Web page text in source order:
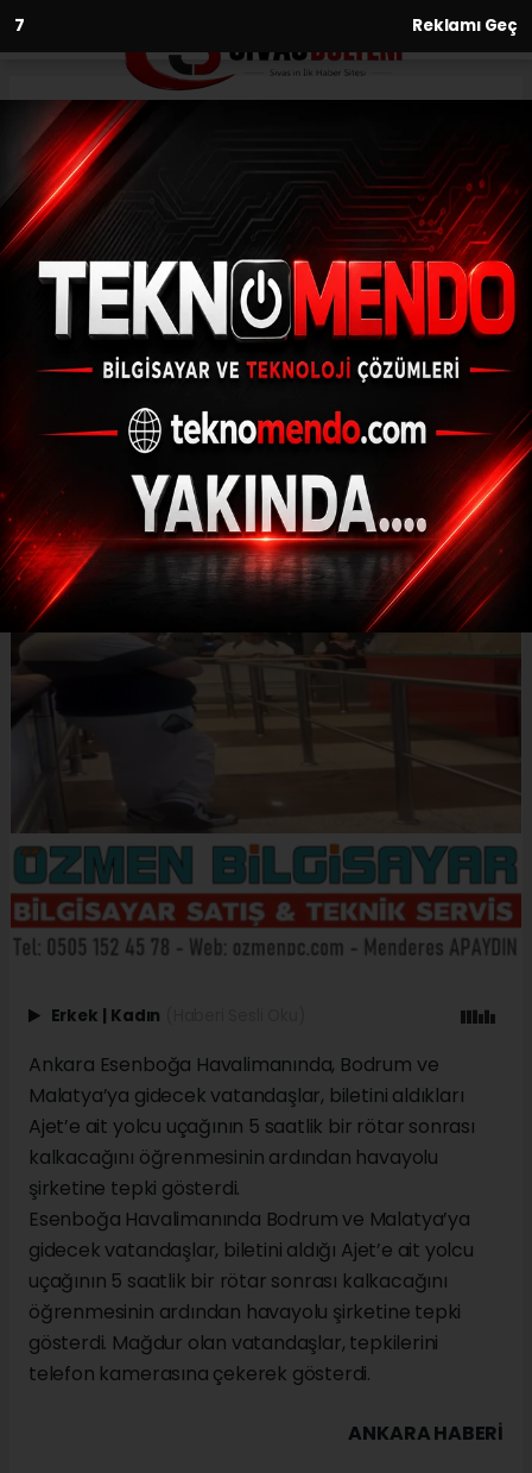
6 Reklamı Geç
Anasayfa Asayiş
5 saat rötar yapan Ajet
uçağına yolculardan tepki
(İHA) - İhlas Haber Ajansı | 29.06.2024 - 15:53, Güncelleme:
29.06.2024 - 15:04
5 saat rötar yapan Ajet uçağına
yolculardan tepki
ABONE OL
Erkek | Kadın
Ankara Esenboğa Havalimanında, Bodrum ve
Malatya’ya gidecek vatandaşlar, biletini aldıkları
Ajet’e ait yolcu uçağının 5 saatlik bir rötar sonrası
kalkacağını öğrenmesinin ardından havayolu
şirketine tepki gösterdi.
Esenboğa Havalimanında Bodrum ve Malatya’ya
gidecek vatandaşlar, biletini aldığı Ajet’e ait yolcu
uçağının 5 saatlik bir rötar sonrası kalkacağını
öğrenmesinin ardından havayolu şirketine tepki
gösterdi. Mağdur olan vatandaşlar, tepkilerini
telefon kamerasına çekerek gösterdi.
ANKARA HABERİ